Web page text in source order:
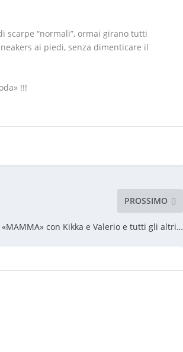
scarpe “normali”, ormai girano tutti
ai piedi, senza dimenticare il
!!!
PROSSIMO
«MAMMA» con Kikka e Valerio e tutti gli altri…